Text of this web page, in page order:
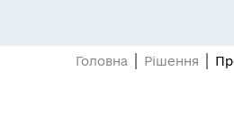
Головна Рішення